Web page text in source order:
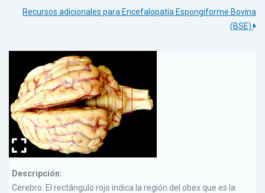
Recursos adicionales para Encefalopatía Espongiforme Bovina
(BSE)
Descripción:
Cerebro. El rectángulo rojo indica la región del obex que es la